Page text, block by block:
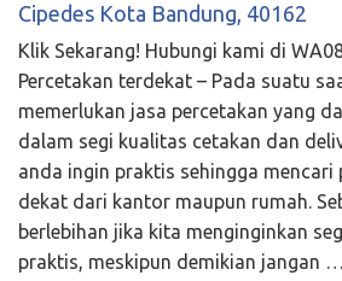
Cipedes Kota Bandung, 40162
Klik Sekarang! Hubungi kami di
Percetakan terdekat – Pada suatu
memerlukan jasa percetakan yang
dalam segi kualitas cetakan dan
anda ingin praktis sehingga mencari
dekat dari kantor maupun rumah.
berlebihan jika kita menginginkan
praktis, meskipun demikian jangan …